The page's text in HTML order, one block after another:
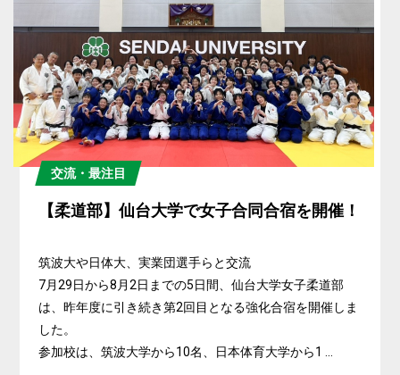
交流・最注目
【柔道部】仙台大学で女子合同合宿を開催！
筑波大や日体大、実業団選手らと交流
7月29日から8月2日までの5日間、仙台大学女子柔道部
は、昨年度に引き続き第2回目となる強化合宿を開催しま
した。
参加校は、筑波大学から10名、日本体育大学から1 ...